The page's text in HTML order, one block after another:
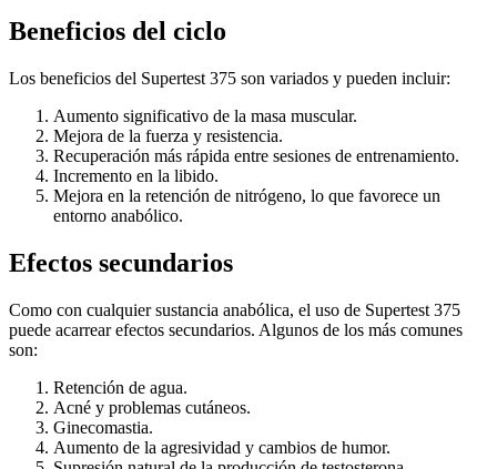
Beneficios del ciclo
Los beneficios del Supertest 375 son variados y pueden incluir:
Aumento significativo de la masa muscular.
Mejora de la fuerza y resistencia.
Recuperación más rápida entre sesiones de entrenamiento.
Incremento en la libido.
Mejora en la retención de nitrógeno, lo que favorece un
entorno anabólico.
Efectos secundarios
Como con cualquier sustancia anabólica, el uso de Supertest 375
puede acarrear efectos secundarios. Algunos de los más comunes
son:
Retención de agua.
Acné y problemas cutáneos.
Ginecomastia.
Aumento de la agresividad y cambios de humor.